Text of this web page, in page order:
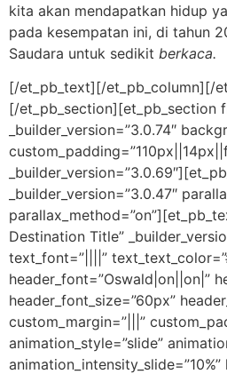
kita akan mendapatkan hidup
pada kesempatan ini, di tahun
Saudara untuk sedikit berkaca.
[/et_pb_text][/et_pb_column][/
[/et_pb_section][et_pb_section
_builder_version=”3.0.74″
_builder_version=”3.0.47″
Destination Title”
text_font=”||||”
header_font=”Oswald|on||on|”
header_font_size=”60px”
custom_margin=”|||”
animation_style=”slide”